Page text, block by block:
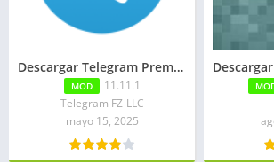
Descargar Telegram Premium APK: Todo desbloqueado
MOD
11.11.1
Telegram FZ-LLC
mayo 15, 2025